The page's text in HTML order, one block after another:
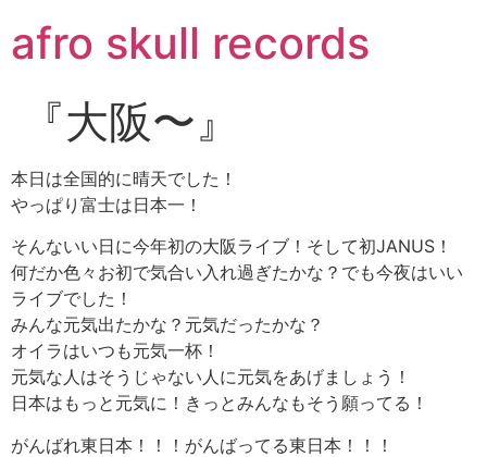
ン
テ
ス
キ
プ
afro skull records
『大阪〜』
本日は全国的に晴天でした！
やっぱり富士は日本一！
そんないい日に今年初の大阪ライブ！そして初JANUS！
何だか色々お初で気合い入れ過ぎたかな？でも今夜はいい
ライブでした！
みんな元気出たかな？元気だったかな？
オイラはいつも元気一杯！
元気な人はそうじゃない人に元気をあげましょう！
日本はもっと元気に！きっとみんなもそう願ってる！
がんばれ東日本！！！がんばってる東日本！！！